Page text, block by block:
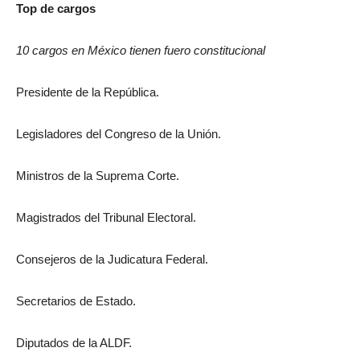
Top de cargos
10 cargos en México tienen fuero constitucional
Presidente de la República.
Legisladores del Congreso de la Unión.
Ministros de la Suprema Corte.
Magistrados del Tribunal Electoral.
Consejeros de la Judicatura Federal.
Secretarios de Estado.
Diputados de la ALDF.